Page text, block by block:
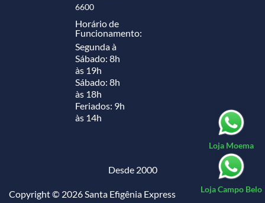
Loja Moema
Loja Campo Belo
6600
Horário de
Funcionamento:
Segunda à
Sábado: 8h
às 19h
Sábado: 8h
às 18h
Feriados: 9h
às 14h
Desde 2000
Copyright © 2026 Santa Efigênia Express